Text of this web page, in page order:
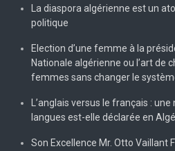
La diaspora algérienne est un
politique
Election d’une femme à la
Nationale algérienne ou l’art de
femmes sans changer le
L’anglais versus le français :
langues est-elle déclarée en
Son Excellence Mr. Otto Vaillant